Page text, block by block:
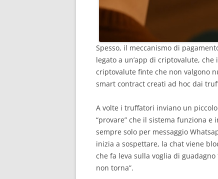
Spesso, il meccanismo di
legato a un’app di criptovalute,
criptovalute finte che non valgono
smart contract creati ad hoc dai
A volte i truffatori inviano un
“provare” che il sistema funziona
sempre solo per messaggio
inizia a sospettare, la chat viene
che fa leva sulla voglia di guadagno
non torna”.